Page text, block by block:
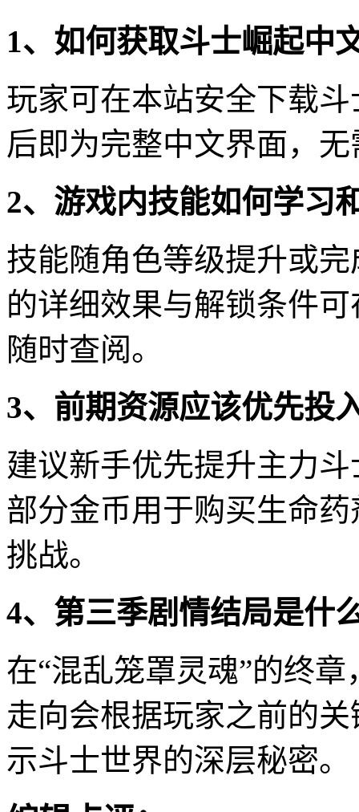
1、如何获取斗士崛起中
玩家可在本站安全下载
后即为完整中文界面，
2、游戏内技能如何学习
技能随角色等级提升或
的详细效果与解锁条件
随时查阅。
3、前期资源应该优先投
建议新手优先提升主力
部分金币用于购买生命
挑战。
4、第三季剧情结局是什
在“混乱笼罩灵魂”的终
走向会根据玩家之前的
示斗士世界的深层秘密。